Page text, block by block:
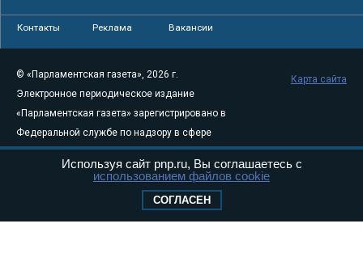
Контакты Реклама Вакансии
© «Парламентская газета», 2026 г.
Электронное периодическое издание
«Парламентская газета» зарегистрировано в
Федеральной службе по надзору в сфере
связи, информационных технологий и
массовых коммуникаций (Роскомнадзор) 05
Свидетельство о регистрации Эл № ФС77-
Карта сайта
Используя сайт pnp.ru, Вы соглашаетесь с
использованием файлов cookie
СОГЛАСЕН